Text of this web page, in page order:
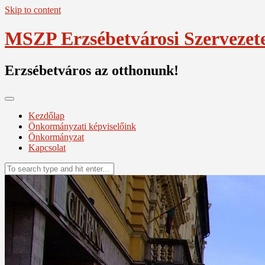
Skip to content
MSZP Erzsébetvárosi
Erzsébetváros az otthonunk!
Kezdőlap
Önkormányzati képviselőink
Önkormányzat
Kapcsolat